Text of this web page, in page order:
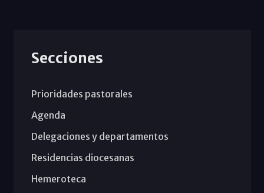
Secciones
Prioridades pastorales
Agenda
Delegaciones y departamentos
Residencias diocesanas
Hemeroteca